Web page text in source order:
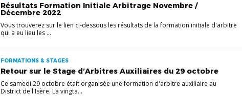
Résultats Formation Initiale Arbitrage Novembre /
Décembre 2022
Vous trouverez sur le lien ci-dessous les résultats de la formation initiale d'arbitre
qui a eu lieu les ...
FORMATIONS & STAGES
Retour sur le Stage d’Arbitres Auxiliaires du 29 octobre
Ce samedi 29 octobre était organisée une formation d'arbitre auxiliaire au
District de l'Isère. La vingta...